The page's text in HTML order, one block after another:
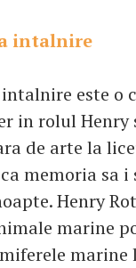
intalnire
este o
in rolul
de arte la
memoria sa i
Henry
marine